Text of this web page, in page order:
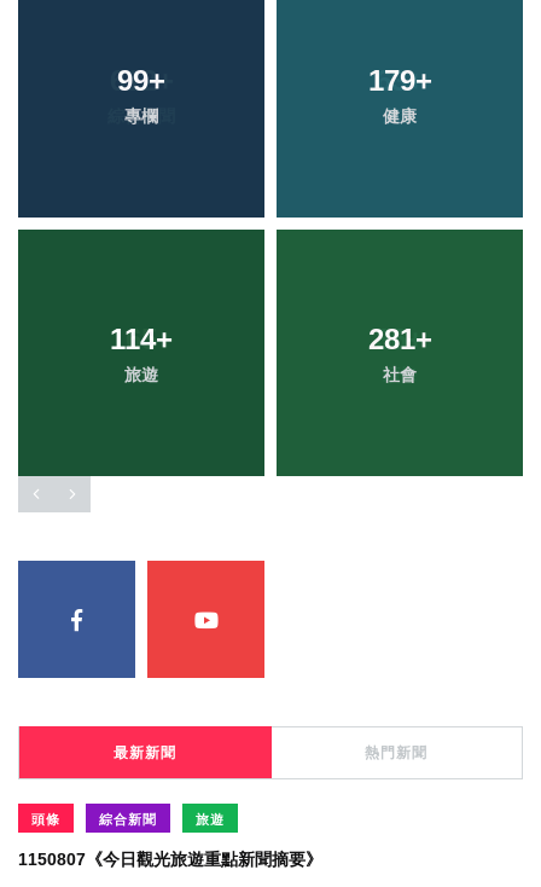
99+
專欄
179+
健康
114+
旅遊
281+
社會
最新新聞 熱門新聞
頭條 綜合新聞 旅遊
1150807《今日觀光旅遊重點新聞摘要》